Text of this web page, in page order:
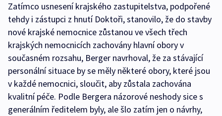
Zatímco usnesení krajského zastupitelstva, podpořené
tehdy i zástupci z hnutí Doktoři, stanovilo, že do stavby
nové krajské nemocnice zůstanou ve všech třech
krajských nemocnicích zachovány hlavní obory v
současném rozsahu, Berger navrhoval, že za stávající
personální situace by se měly některé obory, které jsou
v každé nemocnici, sloučit, aby zůstala zachována
kvalitní péče. Podle Bergera názorové neshody sice s
generálním ředitelem byly, ale šlo zatím jen o návrhy,